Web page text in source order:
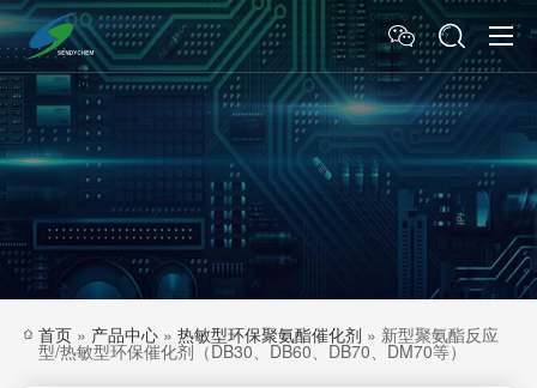
首页 » 产品中心 »热敏型环保聚氨酯催化剂 » 新型聚氨酯反应
型/热敏型环保催化剂（DB30、DB60、DB70、DM70等）